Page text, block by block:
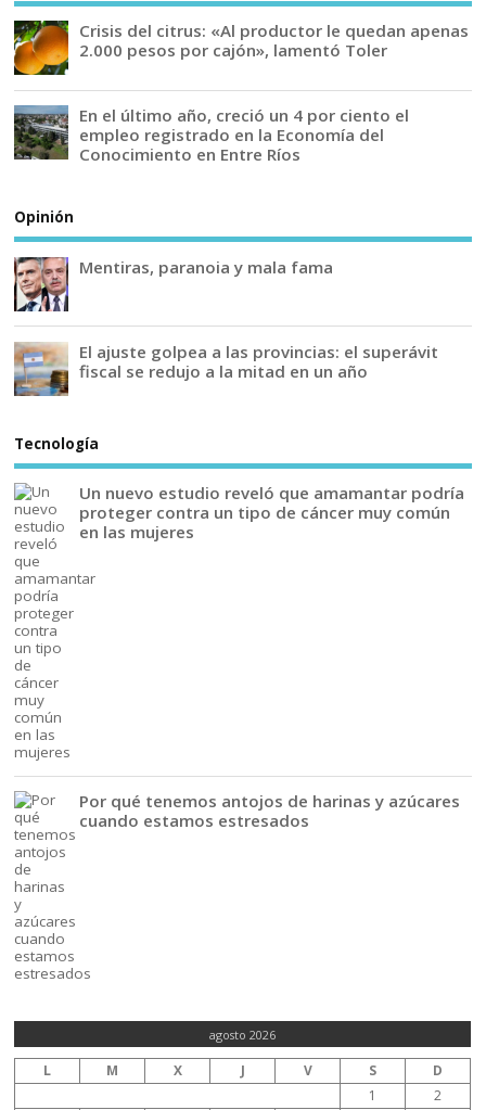
Crisis del citrus: «Al productor le quedan apenas
2.000 pesos por cajón», lamentó Toler
En el último año, creció un 4 por ciento el
empleo registrado en la Economía del
Conocimiento en Entre Ríos
Opinión
Mentiras, paranoia y mala fama
El ajuste golpea a las provincias: el superávit
fiscal se redujo a la mitad en un año
Tecnología
Un nuevo estudio reveló que amamantar podría
proteger contra un tipo de cáncer muy común
en las mujeres
Por qué tenemos antojos de harinas y azúcares
cuando estamos estresados
agosto 2026
L M X J V S
D
1
2